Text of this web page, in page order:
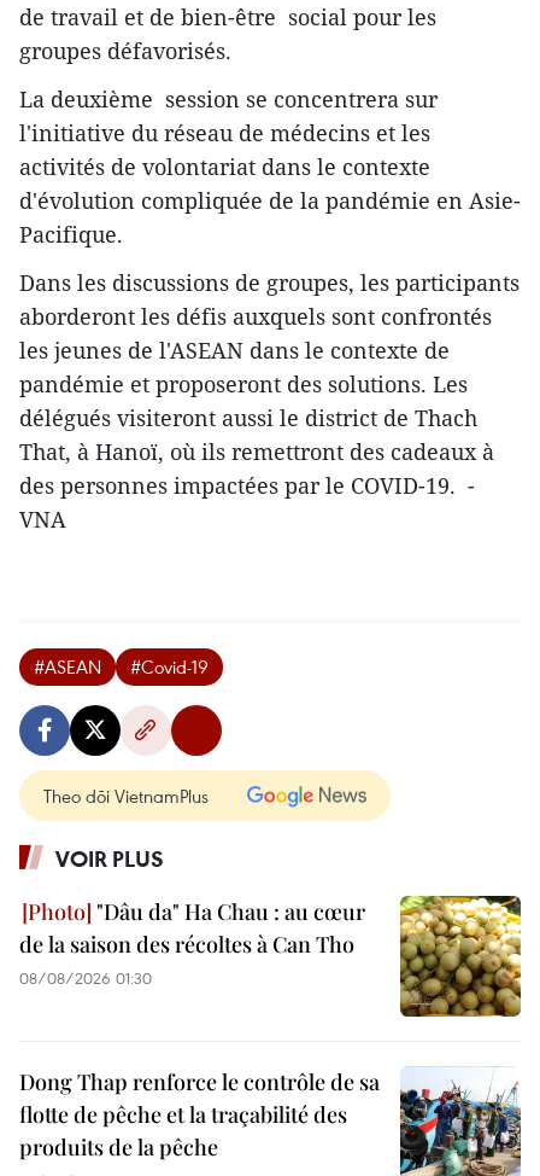
de travail et de bien-être social pour les
groupes défavorisés.
La deuxième session se concentrera sur
l'initiative du réseau de médecins et les
activités de volontariat dans le contexte
d'évolution compliquée de la pandémie en Asie-
Pacifique.
Dans les discussions de groupes, les participants
aborderont les défis auxquels sont confrontés
les jeunes de l'ASEAN dans le contexte de
pandémie et proposeront des solutions. Les
délégués visiteront aussi le district de Thach
That, à Hanoï, où ils remettront des cadeaux à
des personnes impactées par le COVID-19. -
VNA
#ASEAN #Covid-19
Theo dõi VietnamPlus
VOIR PLUS
"Dâu da" Ha Chau : au cœur
de la saison des récoltes à Can Tho
08/08/2026 01:30
Dong Thap renforce le contrôle de sa
flotte de pêche et la traçabilité des
produits de la pêche